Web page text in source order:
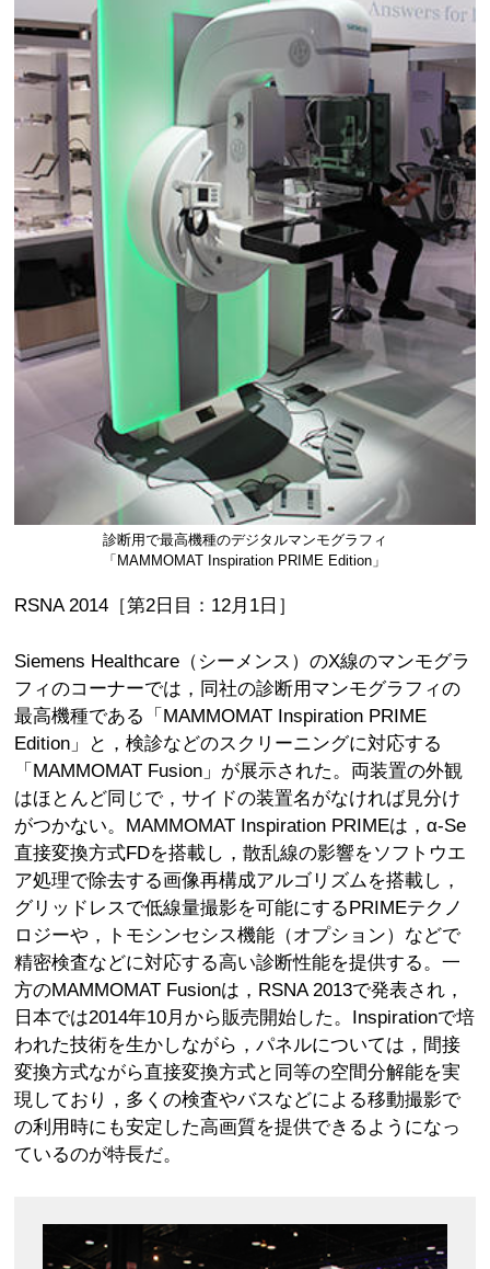
診断用で最高機種のデジタルマンモグラフィ
「MAMMOMAT Inspiration PRIME Edition」
RSNA 2014［第2日目：12月1日］
Siemens Healthcare（シーメンス）のX線のマンモグラ
フィのコーナーでは，同社の診断用マンモグラフィの
最高機種である「MAMMOMAT Inspiration PRIME
Edition」と，検診などのスクリーニングに対応する
「MAMMOMAT Fusion」が展示された。両装置の外観
はほとんど同じで，サイドの装置名がなければ見分け
がつかない。MAMMOMAT Inspiration PRIMEは，α-Se
直接変換方式FDを搭載し，散乱線の影響をソフトウエ
ア処理で除去する画像再構成アルゴリズムを搭載し，
グリッドレスで低線量撮影を可能にするPRIMEテクノ
ロジーや，トモシンセシス機能（オプション）などで
精密検査などに対応する高い診断性能を提供する。一
方のMAMMOMAT Fusionは，RSNA 2013で発表され，
日本では2014年10月から販売開始した。Inspirationで培
われた技術を生かしながら，パネルについては，間接
変換方式ながら直接変換方式と同等の空間分解能を実
現しており，多くの検査やバスなどによる移動撮影で
の利用時にも安定した高画質を提供できるようになっ
ているのが特長だ。